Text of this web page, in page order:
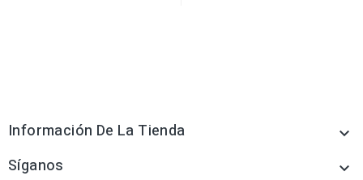
Información De La Tienda 
Síganos 